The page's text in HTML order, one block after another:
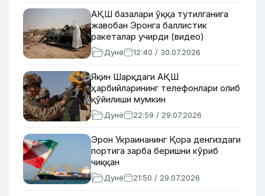
АҚШ базалари ўққа тутилганига
жавобан Эронга баллистик
ракеталар учирди (видео)
Дунё 12:40 / 30.07.2026
Яқин Шарқдаги АҚШ
ҳарбийларининг телефонлари олиб
қўйилиши мумкин
Дунё 22:59 / 29.07.2026
Эрон Украинанинг Қора денгиздаги
портига зарба беришни кўриб
чиққан
Дунё 21:50 / 29.07.2026